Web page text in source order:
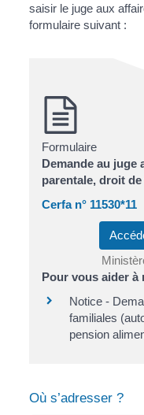
saisir le juge aux
formulaire suivant :
Formulaire
Demande au juge
parentale, droit
Cerfa n° 11530*11
Pour vous aider
Notice -
familiales
pension
Où s’adresser ?